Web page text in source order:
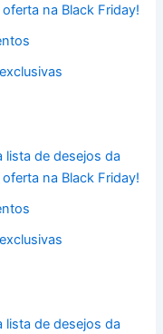
na Black Friday!
lista de desejos da
na Black Friday!
lista de desejos da